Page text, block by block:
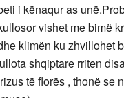
i kënaqur as
vishet me bimë
klimën ku zhvillohet
shqiptare rriten
të florës , thonë se